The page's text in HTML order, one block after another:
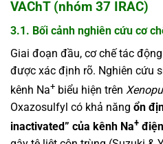
VAChT (nhóm 37 IRAC)
3.1. Bối cảnh nghiên cứu cơ
Giai đoạn đầu, cơ chế tác
được xác định rõ. Nghiên cứu
kênh Na+ biểu hiện trên
Oxazosulfyl có khả năng ổn
inactivated” của kênh Na+